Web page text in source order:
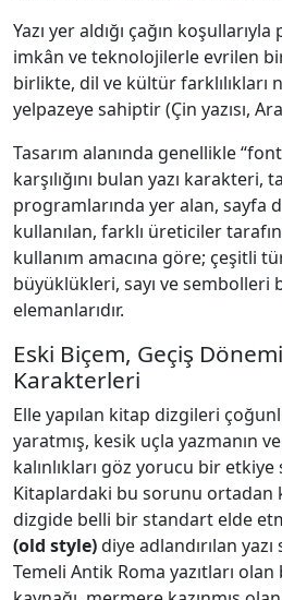
Yazı yer aldığı çağın
imkân ve teknolojilerle evrilen
birlikte, dil ve kültür farklılıkları
yelpazeye sahiptir (Çin yazısı,
Tasarım alanında genellikle
karşılığını bulan yazı karakteri,
programlarında yer alan, sayfa
kullanılan, farklı üreticiler
kullanım amacına göre; çeşitli
büyüklükleri, sayı ve sembolleri
elemanlarıdır.
Eski Biçem, Geçiş
Karakterleri
Elle yapılan kitap dizgileri
yaratmış, kesik uçla yazmanın
kalınlıkları göz yorucu bir
Kitaplardaki bu sorunu ortadan
dizgide belli bir standart elde
(old style)diye adlandırılan
Temeli Antik Roma yazıtları